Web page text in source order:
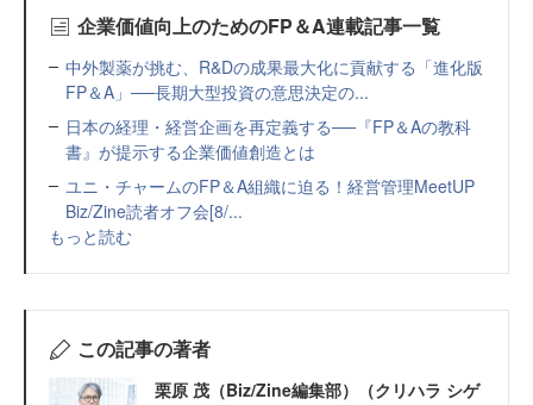
企業価値向上のためのFP＆A連載記事一覧
中外製薬が挑む、R&Dの成果最大化に貢献する「進化版
FP＆A」──長期大型投資の意思決定の...
日本の経理・経営企画を再定義する──『FP＆Aの教科
書』が提示する企業価値創造とは
ユニ・チャームのFP＆A組織に迫る！経営管理MeetUP
Biz/Zine読者オフ会[8/...
もっと読む
この記事の著者
栗原 茂（Biz/Zine編集部）（クリハラ シゲ